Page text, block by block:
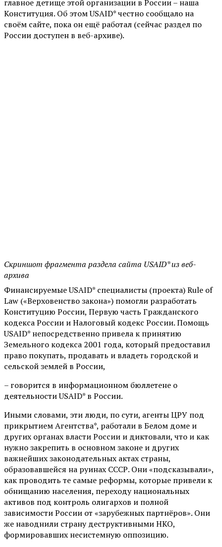
главное детище этой организации в России – наша
Конституция. Об этом USAID* честно сообщало на
своём сайте, пока он ещё работал (сейчас раздел по
России доступен в веб-архиве).
Скриншот фрагмента раздела сайта USAID* из веб-
архива
Финансируемые USAID* специалисты (проекта) Rule of
Law («Верховенство закона») помогли разработать
Конституцию России, Первую часть Гражданского
кодекса России и Налоговый кодекс России. Помощь
USAID* непосредственно привела к принятию
Земельного кодекса 2001 года, который предоставил
право покупать, продавать и владеть городской и
сельской землей в России,
– говорится в информационном бюллетене о
деятельности USAID* в России.
Иными словами, эти люди, по сути, агенты ЦРУ под
прикрытием Агентства*, работали в Белом доме и
других органах власти России и диктовали, что и как
нужно закрепить в основном законе и других
важнейших законодательных актах страны,
образовавшейся на руинах СССР. Они «подсказывали»,
как проводить те самые реформы, которые привели к
обнищанию населения, переходу национальных
активов под контроль олигархов и полной
зависимости России от «зарубежных партнёров». Они
же наводнили страну деструктивными НКО,
формировавших несистемную оппозицию.